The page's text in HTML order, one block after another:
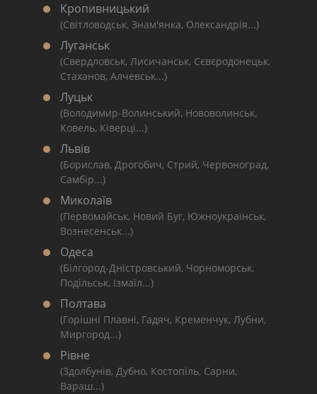
Кропивницький
(Світловодськ, Знам'янка, Олександрія...)
Луганськ
(Свердловськ, Лисичанськ, Сєвєродонецьк,
Стаханов, Алчевськ...)
Луцьк
(Володимир-Волинський, Нововолинськ,
Ковель, Ківерці...)
Львів
(Борислав, Дрогобич, Стрий, Червоноград,
Самбір...)
Миколаїв
(Первомайськ, Новий Буг, Южноукраїнськ,
Вознесенськ...)
Одеса
(Білгород-Дністровський, Чорноморськ,
Подільськ, Ізмаїл...)
Полтава
(Горішні Плавні, Гадяч, Кременчук, Лубни,
Миргород...)
Рівне
(Здолбунів, Дубно, Костопіль, Сарни,
Вараш...)